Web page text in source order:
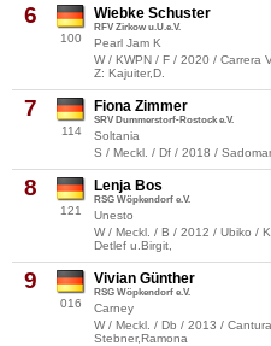
6
100
Wiebke Schuster
RFV Zirkow u.U.e.V.
Pearl Jam K
W / KWPN / F / 2020 / Carrera
Z: Kajuiter,D.
7
114
Fiona Zimmer
SRV Dummerstorf-Rostock e.V.
Soltania
S / Meckl. / Df / 2018 /
8
121
Lenja Bos
RSG Wöpkendorf e.V.
Unesto
W / Meckl. / B / 2012 / Ubiko /
Detlef u.Birgit,
9
016
Vivian Günther
RSG Wöpkendorf e.V.
Carney
W / Meckl. / Db / 2013 /
Stebner,Ramona